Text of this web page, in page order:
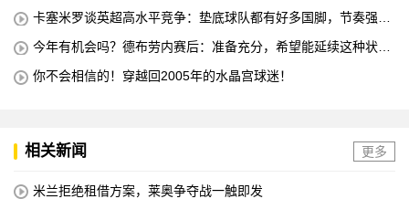
卡塞米罗谈英超高水平竞争：垫底球队都有好多国脚，节奏强度
今年有机会吗？德布劳内赛后：准备充分，希望能延续这种状
你不会相信的！穿越回2005年的水晶宫球迷！
相关新闻 更多
米兰拒绝租借方案，莱奥争夺战一触即发